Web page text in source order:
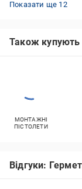
Показати ще 12
Також купують
МОНТАЖНІ
ПІСТОЛЕТИ
Відгуки: